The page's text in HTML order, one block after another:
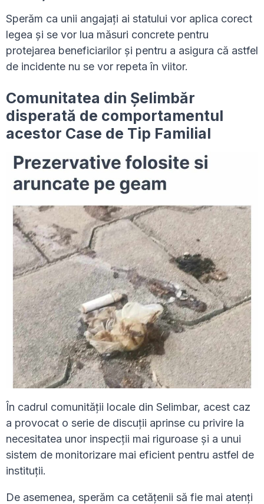
Sperăm ca unii angajați ai statului vor aplica corect
legea și se vor lua măsuri concrete pentru
protejarea beneficiarilor și pentru a asigura că astfel
de incidente nu se vor repeta în viitor.
Comunitatea din Șelimbăr
disperată de comportamentul
acestor Case de Tip Familial
În cadrul comunității locale din Selimbar, acest caz
a provocat o serie de discuții aprinse cu privire la
necesitatea unor inspecții mai riguroase și a unui
sistem de monitorizare mai eficient pentru astfel de
instituții.
De asemenea, sperăm ca cetățenii să fie mai atenți